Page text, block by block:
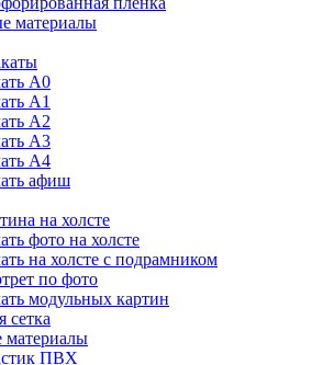
материалы
А0
А1
А2
А3
А4
афиш
на холсте
фото на холсте
на холсте с подрамником
по фото
модульных картин
сетка
материалы
ПВХ